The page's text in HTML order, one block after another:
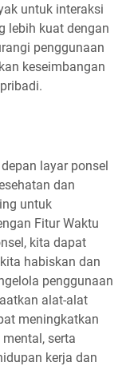
untuk interaksi
lebih kuat dengan
penggunaan
keseimbangan
layar ponsel
dan
untuk
Fitur Waktu
kita dapat
habiskan dan
penggunaan
alat-alat
meningkatkan
serta
kerja dan